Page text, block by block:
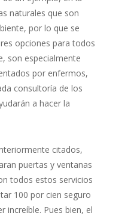
naturales que son
por lo que se
opciones para todos
son especialmente
por enfermos,
consultoría de los
a hacer la
citados,
puertas y ventanas
todos estos servicios
100 por cien seguro
increíble. Pues bien, el